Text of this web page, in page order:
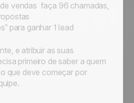
de vendas faça 96 chamadas,
para ganhar 1 lead
e atribuir as suas
primeiro de saber a quem
que deve começar por